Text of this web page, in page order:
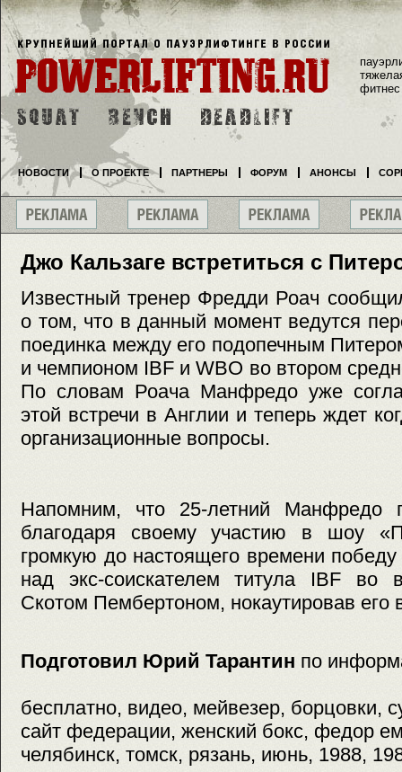
Джо Кальзаге встретиться с
Известный тренер Фредди Роач
о том, что в данный момент ведутся
поединка между его подопечным
и чемпионом IBF и WBO во втором
По словам Роача Манфредо уже
этой встречи в Англии и теперь ждет
организационные вопросы.
Напомним, что 25-летний Манфредо
благодаря своему участию в шоу
громкую до настоящего времени
над экс-соискателем титула IBF во
Скотом Пембертоном, нокаутировав его
Подготовил Юрий Тарантин по
бесплатно, видео, мейвезер, борцовки,
сайт федерации, женский бокс, федор
челябинск, томск, рязань, июнь, 1988,
фитнес
НОВОСТИ О ПРОЕКТЕ ПАРТНЕРЫ ФОРУМ АНОНСЫ